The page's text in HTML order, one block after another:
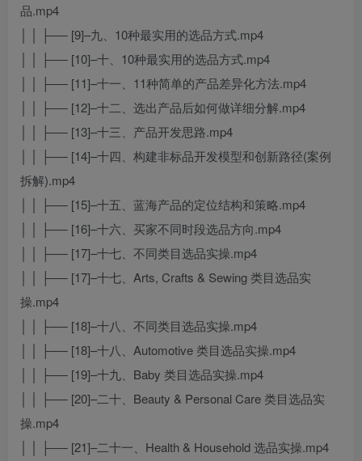
品.mp4
│ │ ├── [9]–九、10种最实用的选品方式.mp4
│ │ ├── [10]–十、10种最实用的选品方式.mp4
│ │ ├── [11]–十一、11种简单的产品差异化方法.mp4
│ │ ├── [12]–十二、选出产品后如何做详细分解.mp4
│ │ ├── [13]–十三、产品开发思路.mp4
│ │ ├── [14]–十四、构建非标品开发模型和创新路径(案例
拆解).mp4
│ │ ├── [15]–十五、蓝海产品的定位结构和策略.mp4
│ │ ├── [16]–十六、买家不同时段选品方向.mp4
│ │ ├── [17]–十七、不同类目选品实操.mp4
│ │ ├── [17]–十七、Arts, Crafts & Sewing 类目选品实
操.mp4
│ │ ├── [18]–十八、不同类目选品实操.mp4
│ │ ├── [18]–十八、Automotive 类目选品实操.mp4
│ │ ├── [19]–十九、Baby 类目选品实操.mp4
│ │ ├── [20]–二十、Beauty & Personal Care 类目选品实
操.mp4
│ │ ├── [21]–二十一、Health & Household 选品实操.mp4